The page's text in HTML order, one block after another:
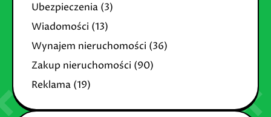
Ubezpieczenia (3)
Wiadomości (13)
Wynajem nieruchomości (36)
Zakup nieruchomości (90)
Reklama (19)